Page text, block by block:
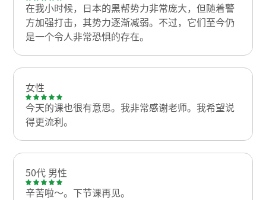
在我小时候，日本的黑帮势力非常庞大，但随着警
方加强打击，其势力逐渐减弱。不过，它们至今仍
是一个令人非常恐惧的存在。
女性
今天的课也很有意思。我非常感谢老师。我希望说
得更流利。
50代 男性
辛苦啦～。下节课再见。